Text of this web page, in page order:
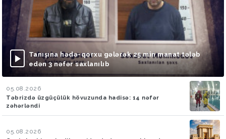
Tanışına hədə-qorxu gələrək 25 min manat tələb
edən 3 nəfər saxlanılıb
05.08.2026
Təbrizdə üzgüçülük hövuzunda hadisə: 14 nəfər
zəhərləndi
05.08.2026